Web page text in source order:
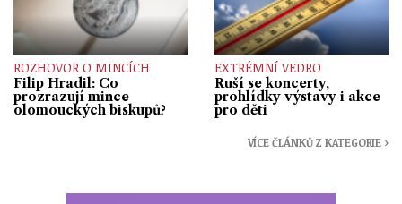
ROZHOVOR O MINCÍCH
Filip Hradil: Co
prozrazují mince
olomouckých biskupů?
EXTRÉMNÍ VEDRO
Ruší se koncerty,
prohlídky výstavy i akce
pro děti
VÍCE ČLÁNKŮ Z KATEGORIE ›